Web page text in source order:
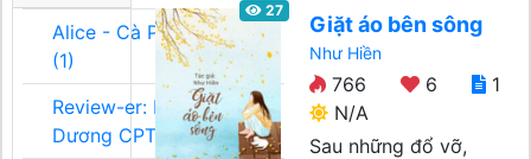
Alice - Cà Phê Team
(1)
Review-er: Dương
Dương CPT (1)
27
Giặt áo bên sông
Như Hiền
766 6
1
N/A
Sau những đổ vỡ,